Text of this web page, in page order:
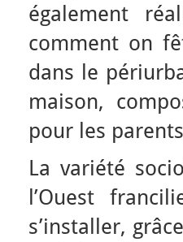
également
comment on
dans le
maison,
pour les
La variété
l’Ouest
s’installer,